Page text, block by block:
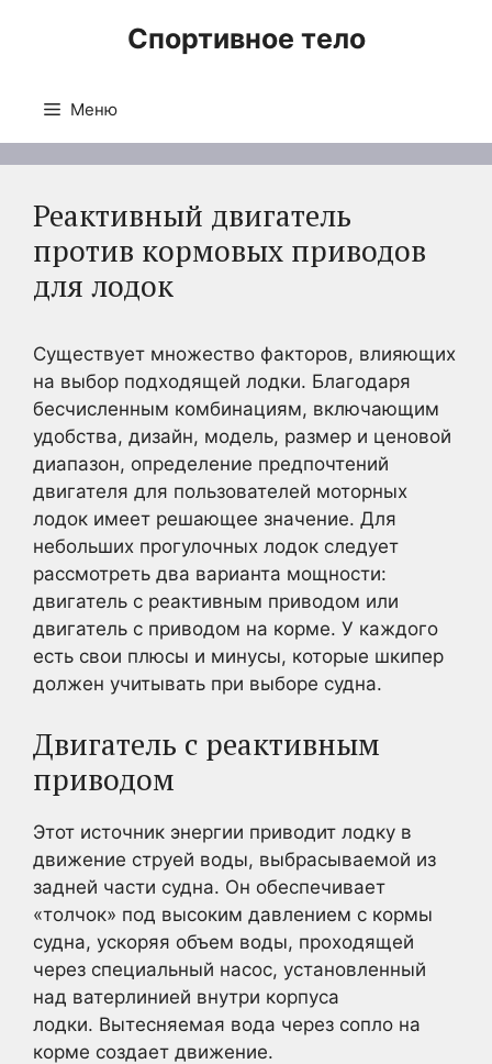
Спортивное тело
Меню
Реактивный двигатель
против кормовых приводов
для лодок
Существует множество факторов, влияющих
на выбор подходящей лодки. Благодаря
бесчисленным комбинациям, включающим
удобства, дизайн, модель, размер и ценовой
диапазон, определение предпочтений
двигателя для пользователей моторных
лодок имеет решающее значение. Для
небольших прогулочных лодок следует
рассмотреть два варианта мощности:
двигатель с реактивным приводом или
двигатель с приводом на корме. У каждого
есть свои плюсы и минусы, которые шкипер
должен учитывать при выборе судна.
Двигатель с реактивным
приводом
Этот источник энергии приводит лодку в
движение струей воды, выбрасываемой из
задней части судна. Он обеспечивает
«толчок» под высоким давлением с кормы
судна, ускоряя объем воды, проходящей
через специальный насос, установленный
над ватерлинией внутри корпуса
лодки. Вытесняемая вода через сопло на
корме создает движение.